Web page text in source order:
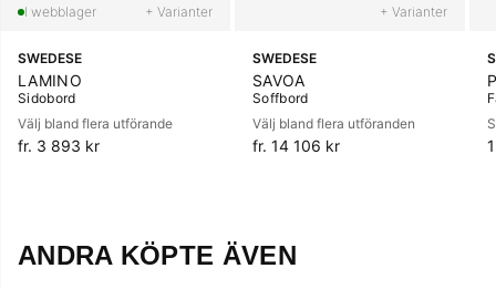
+ Varianter
SWEDESE
LAMINO
Sidobord
Välj bland flera utförande
fr. 3 893 kr
+ Varianter
SWEDESE
SAVOA
Soffbord
Välj bland flera utföranden
fr. 14 106 kr
ANDRA KÖPTE ÄVEN